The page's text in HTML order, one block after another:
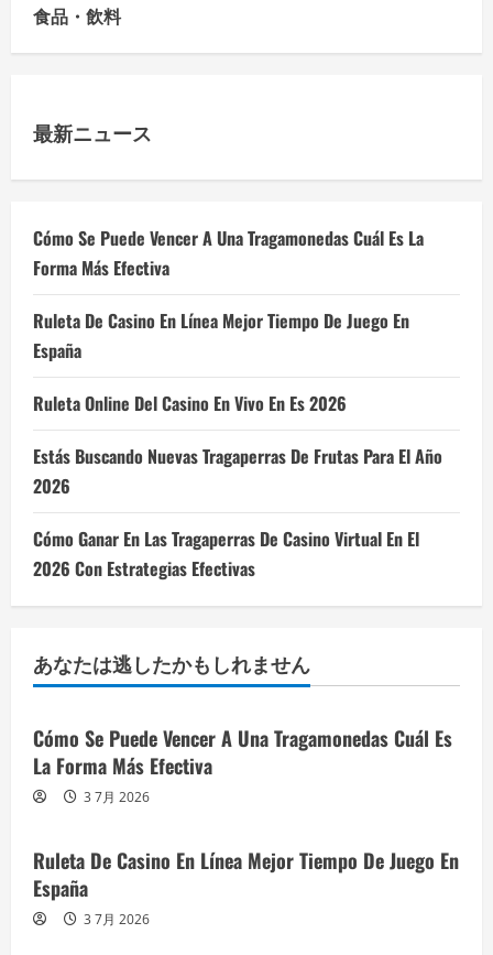
食品・飲料
最新ニュース
Cómo Se Puede Vencer A Una Tragamonedas Cuál Es La
Forma Más Efectiva
Ruleta De Casino En Línea Mejor Tiempo De Juego En
España
Ruleta Online Del Casino En Vivo En Es 2026
Estás Buscando Nuevas Tragaperras De Frutas Para El Año
2026
Cómo Ganar En Las Tragaperras De Casino Virtual En El
2026 Con Estrategias Efectivas
あなたは逃したかもしれません
Cómo Se Puede Vencer A Una Tragamonedas Cuál Es
La Forma Más Efectiva
3 7月 2026
Ruleta De Casino En Línea Mejor Tiempo De Juego En
España
3 7月 2026